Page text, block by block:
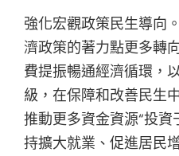
強化宏觀政策民生導向
濟政策的著力點更多轉
費提振暢通經濟循環，
級，在保障和改善民生
推動更多資金資源“投
持擴大就業、促進居民